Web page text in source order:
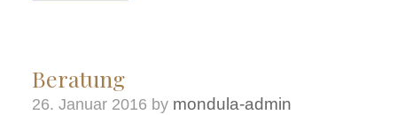
Beratung
26. Januar 2016 by mondula-admin